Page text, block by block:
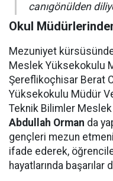
canıgönülden
Okul
Mezuniyet
Meslek Yüksekokulu
Şereflikoçhisar Berat
Yüksekokulu Müdür
Teknik Bilimler
Abdullah Orman da
gençleri mezun
ifade ederek,
hayatlarında başarılar